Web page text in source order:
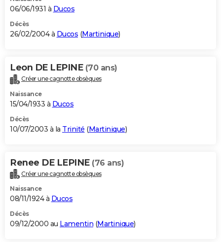
06/06/1931 à Ducos
Décès
26/02/2004 à Ducos (Martinique)
Leon DE LEPINE (70 ans)
Créer une cagnotte obsèques
Naissance
15/04/1933 à Ducos
Décès
10/07/2003 à la Trinité (Martinique)
Renee DE LEPINE (76 ans)
Créer une cagnotte obsèques
Naissance
08/11/1924 à Ducos
Décès
09/12/2000 au Lamentin (Martinique)